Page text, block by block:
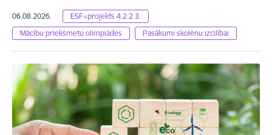
06.08.2026.
ESF+projekts 4.2.2.3.
Mācību priekšmetu olimpiādes
Pasākumi skolēnu izcilībai